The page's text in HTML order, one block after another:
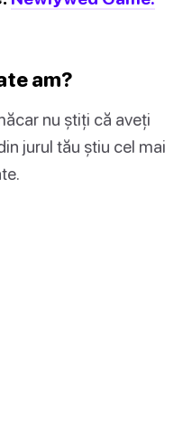
am?
nu știți că aveți
jurul tău știu cel mai